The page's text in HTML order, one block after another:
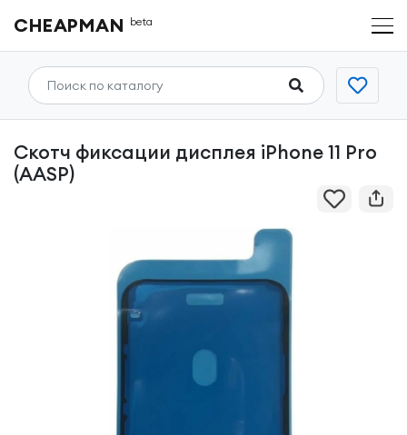
CHEAPMAN beta
Скотч фиксации дисплея iPhone 11 Pro
(AASP)